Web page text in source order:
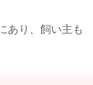
あり、飼い主も